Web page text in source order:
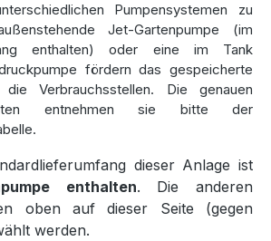
Pumpensystemen zu
Jet-Gartenpumpe (im
enthalten) oder eine im Tank
fördern das gespeicherte
Verbrauchsstellen. Die genauen
entnehmen sie bitte der
dieser Anlage ist
enthalten. Die anderen
oben auf dieser Seite (gegen
werden.